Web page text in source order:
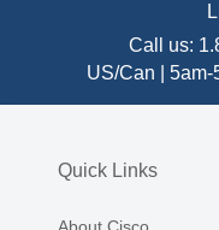
Call us:
US/Can |